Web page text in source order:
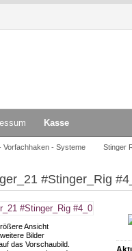
Kasse
Vorfachhaken - Systeme Stinger
#Stinger_Rig
Ansicht
Bilder
das Vorschaubild.